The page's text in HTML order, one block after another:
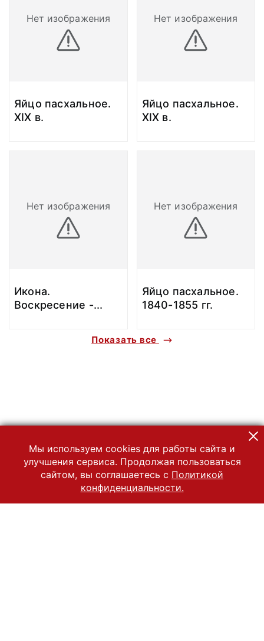
Нет изображения
Яйцо пасхальное.
XIX в.
Нет изображения
Яйцо пасхальное.
XIX в.
Нет изображения
Икона.
Воскресение -...
Нет изображения
Яйцо пасхальное.
1840-1855 гг.
Показать все
Мы используем cookies для работы сайта и
улучшения сервиса. Продолжая пользоваться
сайтом, вы соглашаетесь с Политикой
конфиденциальности.